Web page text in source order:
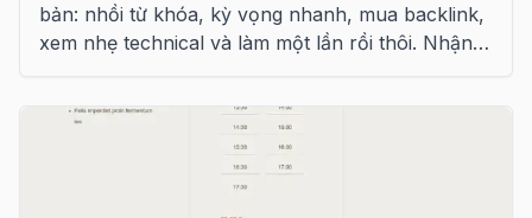
bản: nhồi từ khóa, kỳ vọng nhanh, mua backlink,
xem nhẹ technical và làm một lần rồi thôi. Nhận